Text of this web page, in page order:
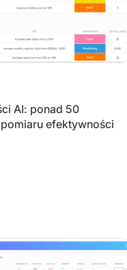
AI: ponad 50
efektywności